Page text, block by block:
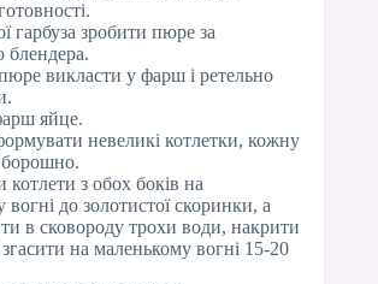
гарбуза зробити пюре за
викласти у фарш і ретельно
яйце.
невеликі котлетки, кожну
з обох боків на
вогні до золотистої скоринки, а
в сковороду трохи води, накрити
на маленькому вогні 15-20